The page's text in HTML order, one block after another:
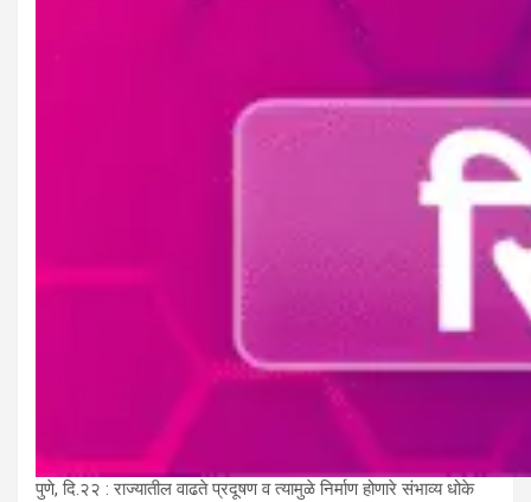
पुणे, दि.२२ : राज्यातील वाढते प्रदूषण व त्यामुळे निर्माण होणारे संभाव्य धोके